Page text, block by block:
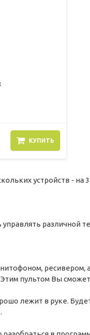
КУПИТЬ
устройств - на 3
ресивером,
пультом Вы
лежит в руке.